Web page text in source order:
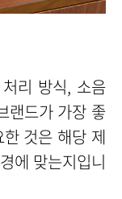
리 방식, 소음
랜드가 가장 좋
것은 해당 제
에 맞는지입니